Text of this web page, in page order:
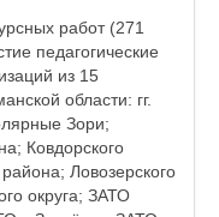
работ (271
педагогические
из 15
области: гг.
Зори;
Ковдорского
Ловозерского
округа; ЗАТО